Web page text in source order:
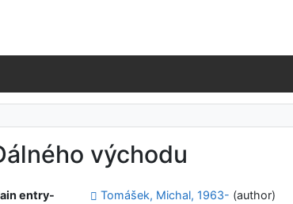
východu
entry-
Tomášek, Michal, 1963- (author)